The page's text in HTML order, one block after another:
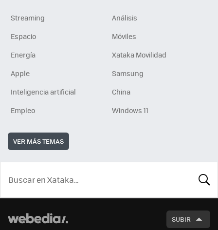
Streaming
Análisis
Espacio
Móviles
Energía
Xataka Movilidad
Apple
Samsung
Inteligencia artificial
China
Empleo
Windows 11
VER MÁS TEMAS
SUBIR